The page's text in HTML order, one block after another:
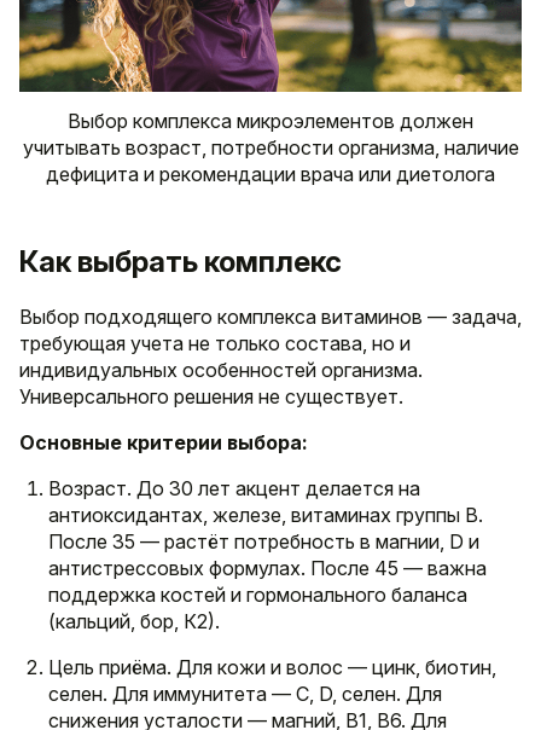
Выбор комплекса микроэлементов должен
учитывать возраст, потребности организма, наличие
дефицита и рекомендации врача или диетолога
Как выбрать комплекс
Выбор подходящего комплекса витаминов — задача,
требующая учета не только состава, но и
индивидуальных особенностей организма.
Универсального решения не существует.
Основные критерии выбора:
Возраст. До 30 лет акцент делается на
антиоксидантах, железе, витаминах группы B.
После 35 — растёт потребность в магнии, D и
антистрессовых формулах. После 45 — важна
поддержка костей и гормонального баланса
(кальций, бор, К2).
Цель приёма. Для кожи и волос — цинк, биотин,
селен. Для иммунитета — C, D, селен. Для
снижения усталости — магний, B1, B6. Для